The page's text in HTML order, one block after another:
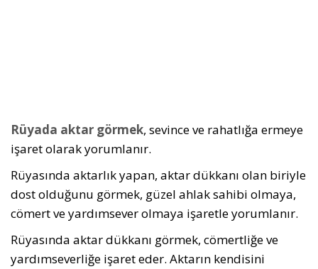
Rüyada aktar görmek, sevince ve rahatlığa ermeye
işa­ret olarak yorumlanır.
Rüyasında aktarlık yapan, aktar dükkanı olan biriyle
dost olduğunu görmek, güzel ahlak sahibi olmaya,
cömert ve yardımsever olmaya işaretle yorumlanır.
Rüyasında aktar dükkanı görmek, cömertliğe ve
yardım­severliğe işaret eder. Aktarın kendisini